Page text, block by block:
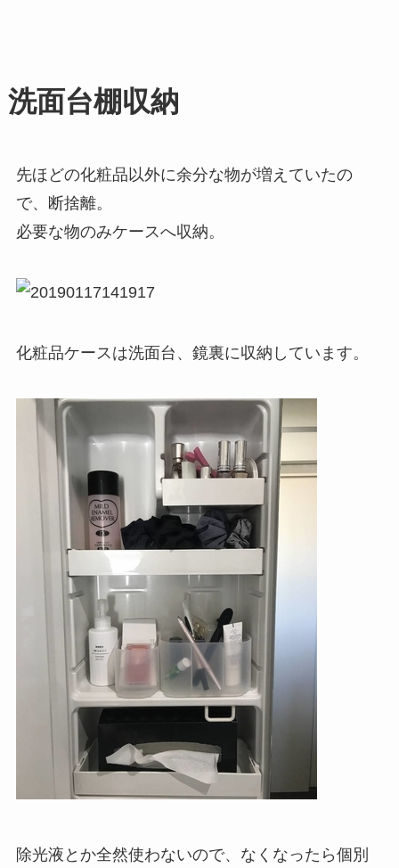
洗面台棚収納
先ほどの化粧品以外に余分な物が増えていたの
で、断捨離。
必要な物のみケースへ収納。
化粧品ケースは洗面台、鏡裏に収納しています。
除光液とか全然使わないので、なくなったら個別